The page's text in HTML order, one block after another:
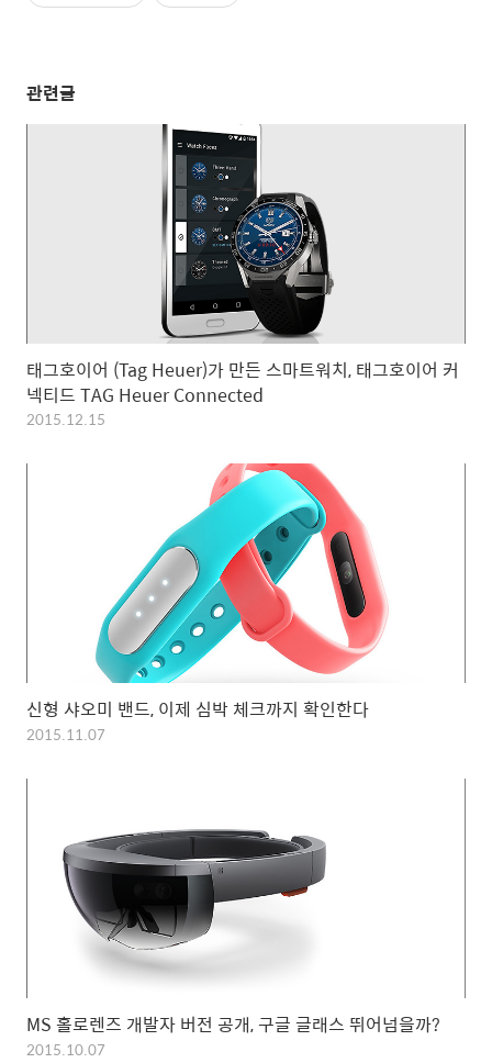
관련글
태그호이어 (Tag Heuer)가 만든 스마트워치, 태그호이어 커
넥티드 TAG Heuer Connected
2015.12.15
신형 샤오미 밴드, 이제 심박 체크까지 확인한다
2015.11.07
MS 홀로렌즈 개발자 버전 공개, 구글 글래스 뛰어넘을까?
2015.10.07